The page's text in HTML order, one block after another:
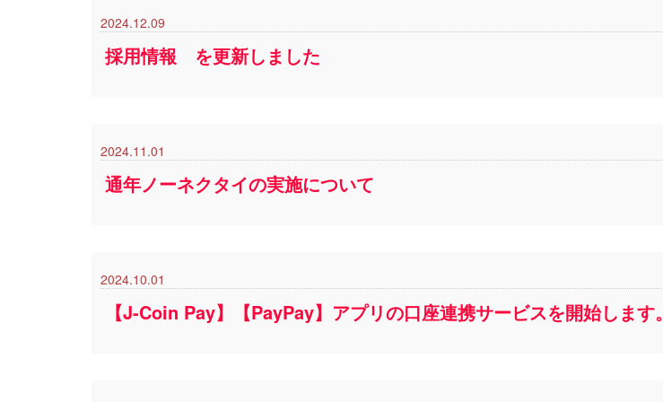
2024.12.09
採用情報 を更新しました
2024.11.01
通年ノーネクタイの実施について
2024.10.01
【J-Coin Pay】【PayPay】アプリの口座連携サービスを開始します。